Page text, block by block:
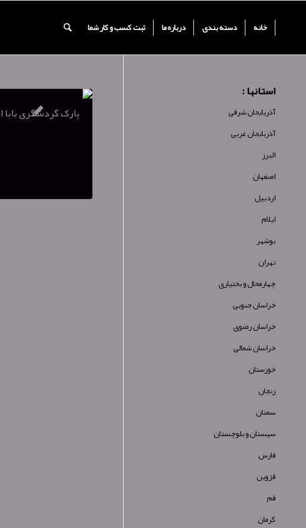
خانه دسته بندی درباره ما ثبت کسب و کار شما
استانها :
آذربایجان شرقی
آذربایجان غربی
البرز
اصفهان
اردبیل
ایلام
بوشهر
تهران
چهارمحال و بختیاری
خراسان جنوبی
خراسان رضوی
خراسان شمالی
خوزستان
زنجان
سمنان
سیستان و بلوچستان
فارس
قزوین
قم
کرمان